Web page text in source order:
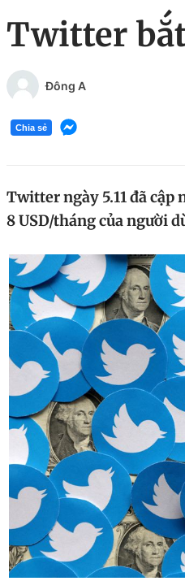
Twitter
Đông A
Chia sẻ
Twitter ngày 5.11 đã
8 USD/tháng của người